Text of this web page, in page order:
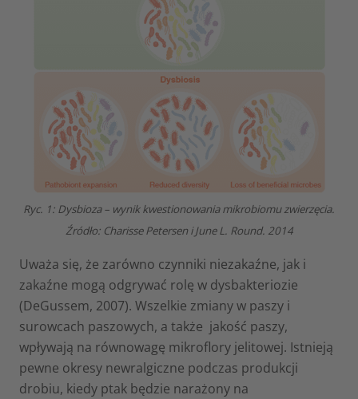
Ryc. 1: Dysbioza – wynik kwestionowania mikrobiomu zwierzęcia.
Źródło: Charisse Petersen i June L. Round. 2014
Uważa się, że zarówno czynniki niezakaźne, jak i
zakaźne mogą odgrywać rolę w dysbakteriozie
(DeGussem, 2007). Wszelkie zmiany w paszy i
surowcach paszowych, a także jakość paszy,
wpływają na równowagę mikroflory jelitowej. Istnieją
pewne okresy newralgiczne podczas produkcji
drobiu, kiedy ptak będzie narażony na